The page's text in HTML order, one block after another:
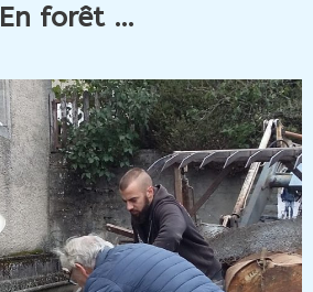
En forêt …